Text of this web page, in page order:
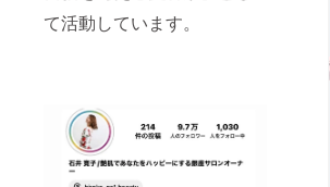
て活動しています。